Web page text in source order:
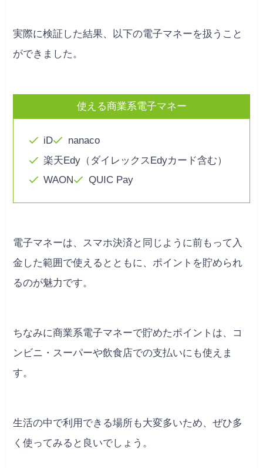
実際に検証した結果、以下の電子マネーを扱うこと
ができました。
使える商業系電子マネー
iD
nanaco
楽天Edy（ダイレックスEdyカード含む）
WAON
QUIC Pay
電子マネーは、スマホ決済と同じように前もって入
金した範囲で使えるとともに、ポイントを貯められ
るのが魅力です。
ちなみに商業系電子マネーで貯めたポイントは、コ
ンビニ・スーパーや飲食店での支払いにも使えま
す。
生活の中で利用できる場所も大変多いため、ぜひ多
く使ってみると良いでしょう。